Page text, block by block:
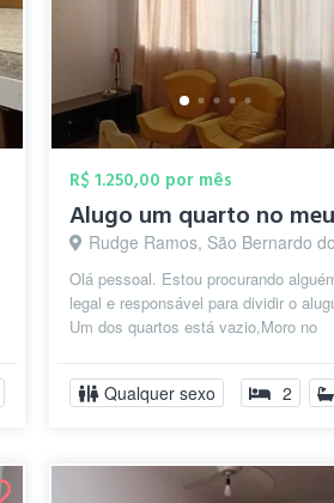
R$ 1.250,00 por mês
Rudge Ramos, São Bernardo do Campo - SP
Olá pessoal. Estou procurando
legal e responsável para dividir o
Um dos quartos está vazio,Moro no
Qualquer sexo 2